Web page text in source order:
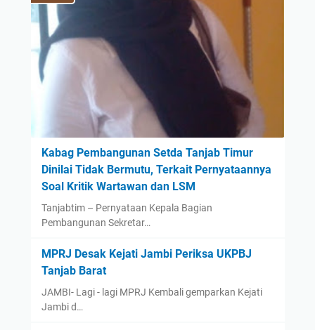
Kabag Pembangunan Setda Tanjab Timur
Dinilai Tidak Bermutu, Terkait Pernyataannya
Soal Kritik Wartawan dan LSM
Tanjabtim – Pernyataan Kepala Bagian
Pembangunan Sekretar…
MPRJ Desak Kejati Jambi Periksa UKPBJ
Tanjab Barat
JAMBI- Lagi - lagi MPRJ Kembali gemparkan Kejati
Jambi d…